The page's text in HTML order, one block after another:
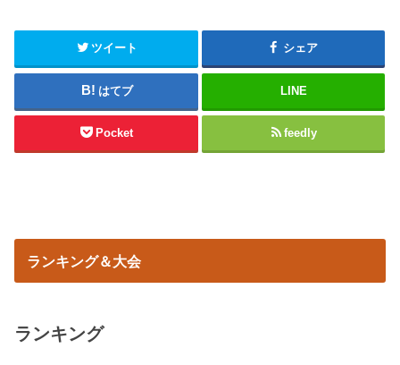
ツイート シェア
はてブ LINE
Pocket feedly
ランキング＆大会
ランキング